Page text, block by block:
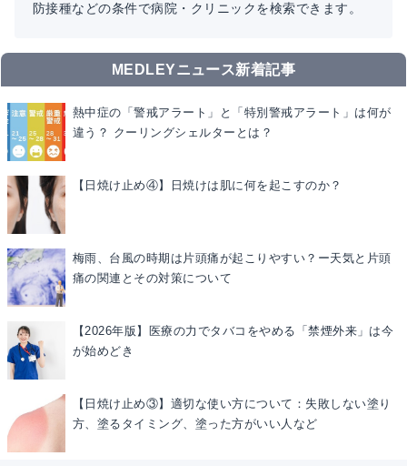
防接種などの条件で病院・クリニックを検索できます。
MEDLEYニュース新着記事
熱中症の「警戒アラート」と「特別警戒アラート」は何が
違う？ クーリングシェルターとは？
【日焼け止め④】日焼けは肌に何を起こすのか？
梅雨、台風の時期は片頭痛が起こりやすい？ー天気と片頭
痛の関連とその対策について
【2026年版】医療の力でタバコをやめる「禁煙外来」は今
が始めどき
【日焼け止め③】適切な使い方について：失敗しない塗り
方、塗るタイミング、塗った方がいい人など